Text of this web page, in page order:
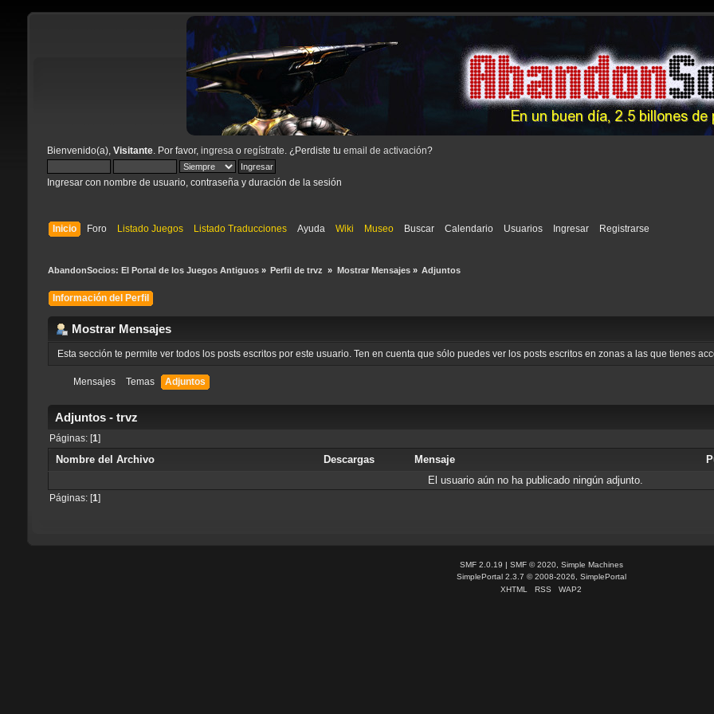
Bienvenido(a), Visitante. Por favor, ingresa o regístrate . ¿Perdiste tu email de activación?
Ingresar con nombre de usuario, contraseña y duración de la sesión
Inicio Foro Listado Juegos Listado Traducciones Ayuda Wiki Museo Buscar Calendario Usuarios Ingresar Registrarse
AbandonSocios: El Portal de los Juegos Antiguos» Perfil de trvz » Mostrar Mensajes» Adjuntos
Información del Perfil
Mostrar Mensajes
Esta sección te permite ver todos los posts escritos por este usuario. Ten en cuenta que sólo puedes ver los posts escritos en zonas a las que tienes
Mensajes Temas Adjuntos
Adjuntos - trvz
Páginas: [ 1]
Nombre del Archivo Descargas Mensaje
El usuario aún no ha publicado ningún adjunto.
Páginas: [1]
SMF 2.0.19 | SMF © 2020, Simple Machines
SimplePortal 2.3.7 © 2008-2026, SimplePortal
XHTML
RSS WAP2